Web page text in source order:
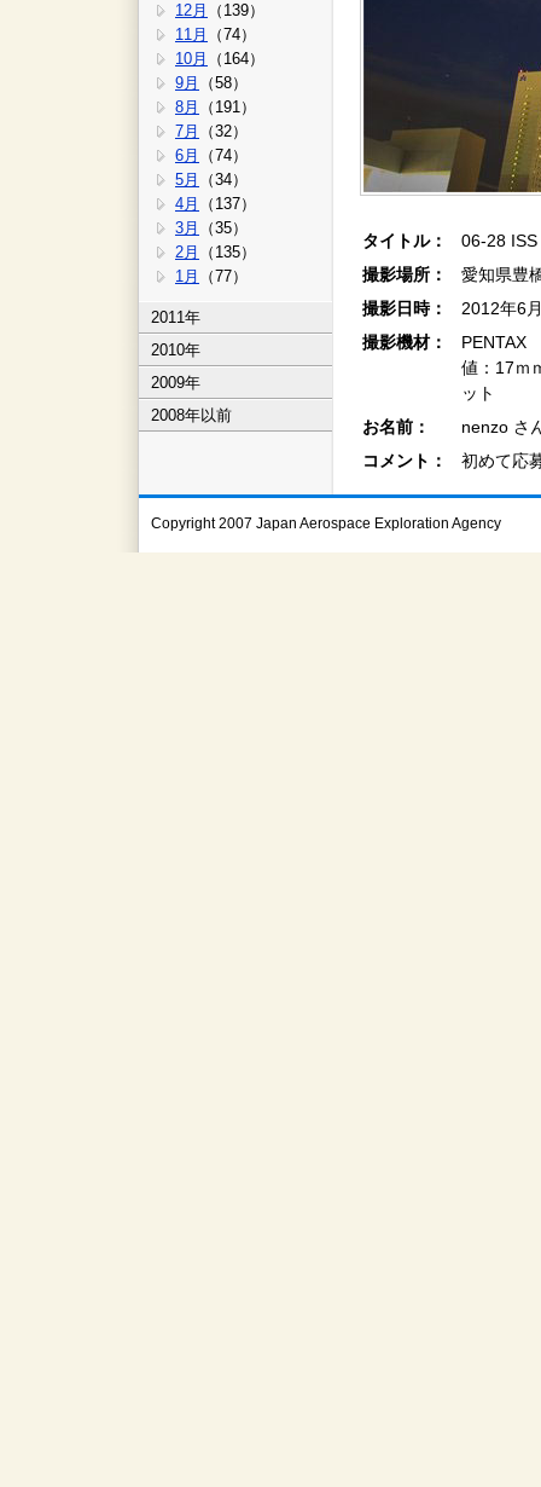
12月
（139）
11月
（74）
10月
（164）
9月
（58）
8月
（191）
7月
（32）
6月
（74）
5月
（34）
4月
（137）
3月
（35）
2月
（135）
1月
（77）
2011年
2010年
2009年
2008年以前
タイトル：
06-28 ISS
撮影場所：
愛知県豊
撮影日時：
2012年6
撮影機材：
PENTAX
値：17ｍ
ット
お名前：
nenzo さ
コメント：
初めて応
Copyright 2007 Japan Aerospace Exploration Agency